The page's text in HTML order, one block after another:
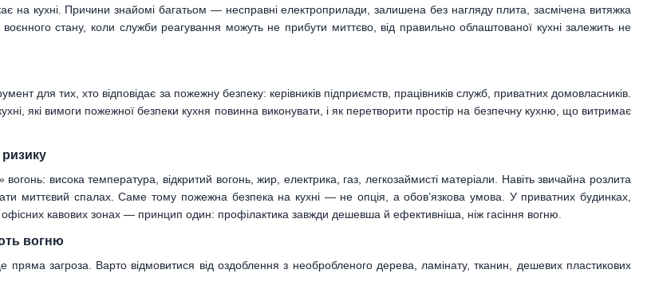
на кухні. Причини знайомі багатьом — несправні електроприлади, залишена без нагляду плита, засмічена витяжка
стану, коли служби реагування можуть не прибути миттєво, від правильно облаштованої кухні залежить не
для тих, хто відповідає за пожежну безпеку: керівників підприємств, працівників служб, приватних домовласників.
які вимоги пожежної безпеки кухня повинна виконувати, і як перетворити простір на безпечну кухню, що витримає
висока температура, відкритий вогонь, жир, електрика, газ, легкозаймисті матеріали. Навіть звичайна розлита
миттєвий спалах. Саме тому пожежна безпека на кухні — не опція, а обов’язкова умова. У приватних будинках,
офісних кавових зонах — принцип один: профілактика завжди дешевша й ефективніша, ніж гасіння вогню.
вогню
пряма загроза. Варто відмовитися від оздоблення з необробленого дерева, ламінату, тканин, дешевих пластикових